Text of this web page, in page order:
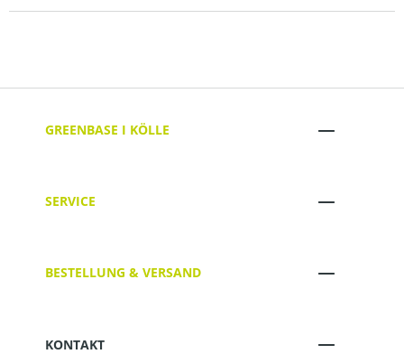
GREENBASE I KÖLLE
SERVICE
BESTELLUNG & VERSAND
KONTAKT